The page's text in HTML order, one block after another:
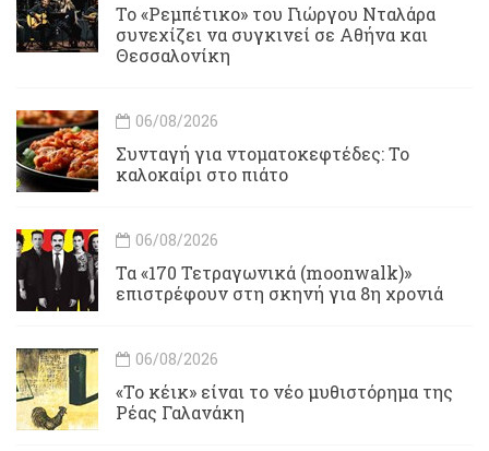
Το «Ρεμπέτικο» του Γιώργου Νταλάρα
συνεχίζει να συγκινεί σε Αθήνα και
Θεσσαλονίκη
06/08/2026
Συνταγή για ντοματοκεφτέδες: Το
καλοκαίρι στο πιάτο
06/08/2026
Τα «170 Τετραγωνικά (moonwalk)»
επιστρέφουν στη σκηνή για 8η χρονιά
06/08/2026
«Το κέικ» είναι το νέο μυθιστόρημα της
Ρέας Γαλανάκη